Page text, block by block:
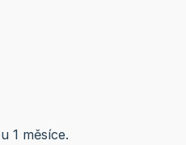
1 měsíce.